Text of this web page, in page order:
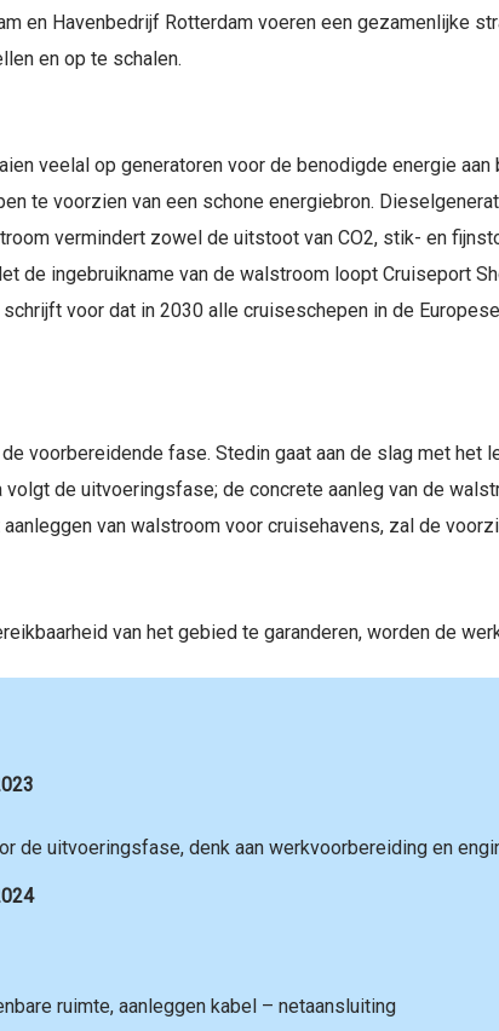
en Havenbedrijf Rotterdam voeren een gezamenlijke
en op te schalen.
veelal op generatoren voor de benodigde energie
te voorzien van een schone energiebron.
vermindert zowel de uitstoot van CO2, stik- en
de ingebruikname van de walstroom loopt Cruiseport
voor dat in 2030 alle cruiseschepen in de
voorbereidende fase. Stedin gaat aan de slag met het
volgt de uitvoeringsfase; de concrete aanleg van de
van walstroom voor cruisehavens, zal de
van het gebied te garanderen, worden de
de uitvoeringsfase, denk aan werkvoorbereiding en
ruimte, aanleggen kabel – netaansluiting